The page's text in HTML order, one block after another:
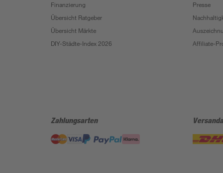
Finanzierung
Übersicht Ratgeber
Übersicht Märkte
DIY-Städte-Index 2026
Presse
Affiliate-
Zahlungsarten